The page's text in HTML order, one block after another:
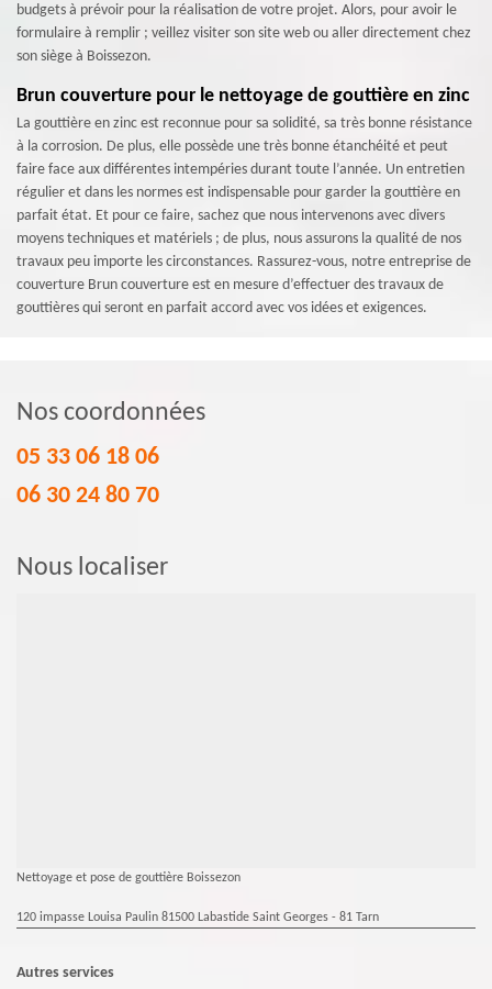
budgets à prévoir pour la réalisation de votre projet. Alors, pour avoir le
formulaire à remplir ; veillez visiter son site web ou aller directement chez
son siège à Boissezon.
Brun couverture pour le nettoyage de gouttière en zinc
La gouttière en zinc est reconnue pour sa solidité, sa très bonne résistance
à la corrosion. De plus, elle possède une très bonne étanchéité et peut
faire face aux différentes intempéries durant toute l’année. Un entretien
régulier et dans les normes est indispensable pour garder la gouttière en
parfait état. Et pour ce faire, sachez que nous intervenons avec divers
moyens techniques et matériels ; de plus, nous assurons la qualité de nos
travaux peu importe les circonstances. Rassurez-vous, notre entreprise de
couverture Brun couverture est en mesure d’effectuer des travaux de
gouttières qui seront en parfait accord avec vos idées et exigences.
Nos coordonnées
05 33 06 18 06
06 30 24 80 70
Nous localiser
Nettoyage et pose de gouttière Boissezon
120 impasse Louisa Paulin 81500 Labastide Saint Georges - 81 Tarn
Autres services